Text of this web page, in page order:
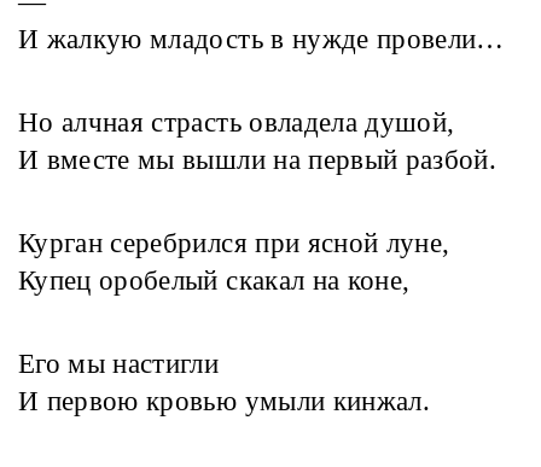
И жалкую младость в нужде провели…
Но алчная страсть овладела душой,
И вместе мы вышли на первый разбой.
Курган серебрился при ясной луне,
Купец оробелый скакал на коне,
Его мы настигли
И первою кровью умыли кинжал.